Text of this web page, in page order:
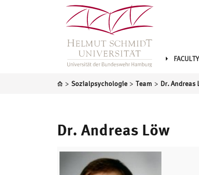
FACULTY
> Sozialpsychologie > Team > Dr. Andreas
Dr. Andreas Löw